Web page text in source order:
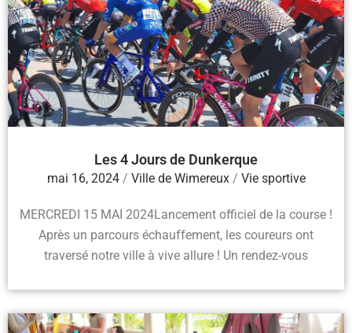
Les 4 Jours de Dunkerque
mai 16, 2024 / Ville de Wimereux / Vie sportive
MERCREDI 15 MAI 2024Lancement officiel de la course !
Après un parcours échauffement, les coureurs ont
traversé notre ville à vive allure ! Un rendez-vous